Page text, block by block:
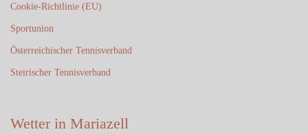
Cookie-Richtlinie (EU)
Sportunion
Österreichischer Tennisverband
Steirischer Tennisverband
Wetter in Mariazell